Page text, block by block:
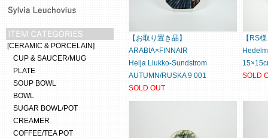
【お取り置き品】
ARABIA×FINNAIR
Helja Liukko-Sundstrom
AUTUMN/RUSKA 9 001
SOLD OUT
【RS
SOLD
[CERAMIC & PORCELAIN]
CUP & SAUCER/MUG
PLATE
SOUP BOWL
BOWL
SUGAR BOWL/POT
CREAMER
COFFEE/TEA POT